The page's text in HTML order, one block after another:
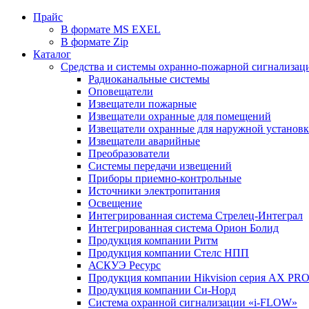
Прайс
В формате MS EXEL
В формате Zip
Каталог
Средства и системы охранно-пожарной
Радиоканальные системы
Оповещатели
Извещатели пожарные
Извещатели охранные для помещений
Извещатели охранные для наружной
Извещатели аварийные
Преобразователи
Системы передачи извещений
Приборы приемно-контрольные
Источники электропитания
Освещение
Интегрированная система Стрелец-Интеграл
Интегрированная система Орион Болид
Продукция компании Ритм
Продукция компании Стелс НПП
АСКУЭ Ресурс
Продукция компании Hikvision серия AX PRO
Продукция компании Си-Норд
Система охранной сигнализации «i-FLOW»